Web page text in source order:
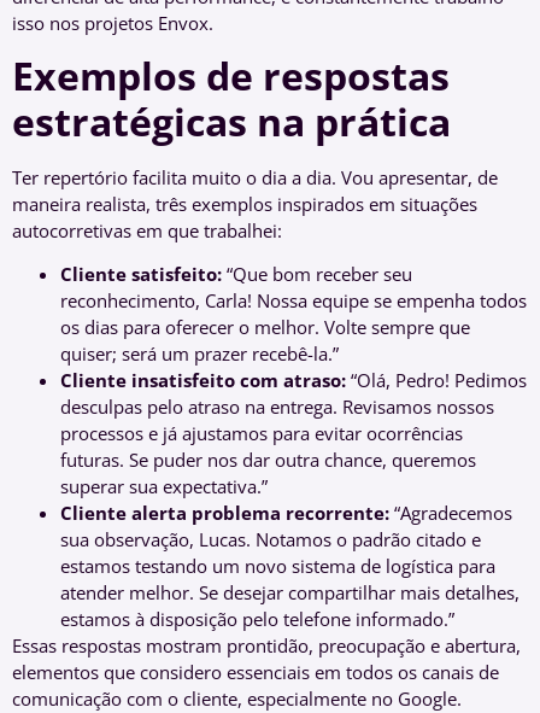
isso nos projetos Envox.
Exemplos de respostas
estratégicas na prática
Ter repertório facilita muito o dia a dia. Vou apresentar, de
maneira realista, três exemplos inspirados em situações
autocorretivas em que trabalhei:
Cliente satisfeito: “Que bom receber seu
reconhecimento, Carla! Nossa equipe se empenha todos
os dias para oferecer o melhor. Volte sempre que
quiser; será um prazer recebê-la.”
Cliente insatisfeito com atraso: “Olá, Pedro! Pedimos
desculpas pelo atraso na entrega. Revisamos nossos
processos e já ajustamos para evitar ocorrências
futuras. Se puder nos dar outra chance, queremos
superar sua expectativa.”
Cliente alerta problema recorrente: “Agradecemos
sua observação, Lucas. Notamos o padrão citado e
estamos testando um novo sistema de logística para
atender melhor. Se desejar compartilhar mais detalhes,
estamos à disposição pelo telefone informado.”
Essas respostas mostram prontidão, preocupação e abertura,
elementos que considero essenciais em todos os canais de
comunicação com o cliente, especialmente no Google.